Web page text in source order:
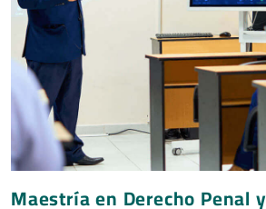
Maestría en Derecho Penal y